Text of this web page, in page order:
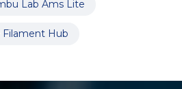
Lab Ams Lite
Hub